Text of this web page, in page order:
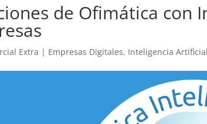
de Ofimática con
Extra | Empresas Digitales, Inteligencia